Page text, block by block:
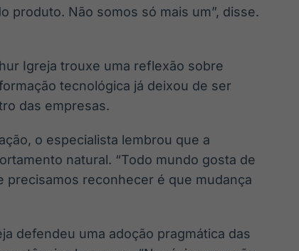
produto. Não somos só mais um”, disse.
Igreja trouxe uma reflexão sobre
tecnológica já deixou de ser
das empresas.
o especialista lembrou que a
natural. “Todo mundo gosta de
precisamos reconhecer é que mudança
defendeu uma adoção pragmática das